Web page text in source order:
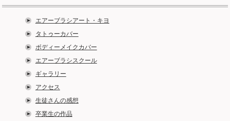
エアーブラシアート・キヨ
タトゥーカバー
ボディーメイクカバー
エアーブラシスクール
ギャラリー
アクセス
生徒さんの感想
卒業生の作品